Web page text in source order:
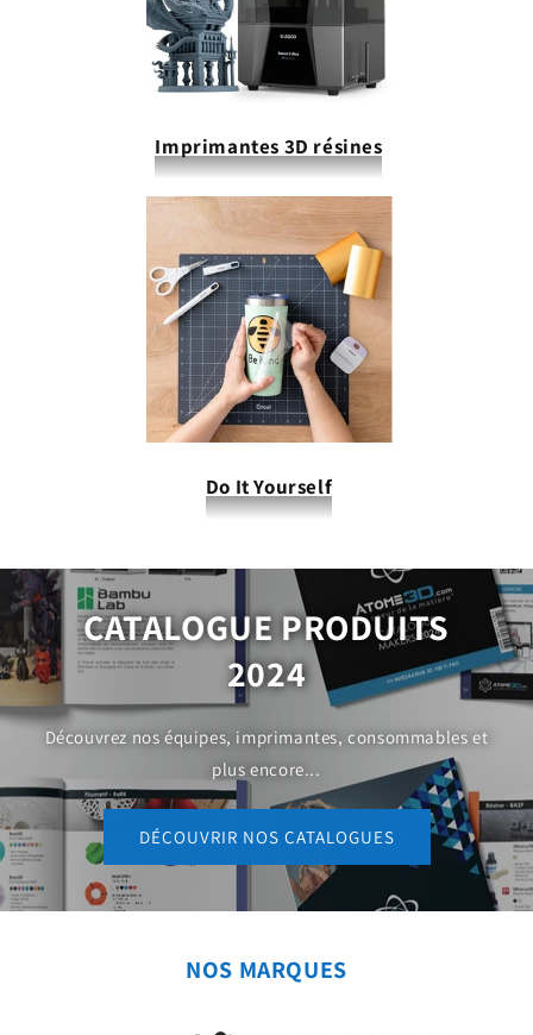
Imprimantes 3D résines
Do It Yourself
CATALOGUE PRODUITS
2024
Découvrez nos équipes, imprimantes, consommables et
plus encore...
DÉCOUVRIR NOS CATALOGUES
NOS MARQUES